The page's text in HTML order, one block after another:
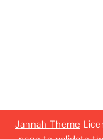
Jannah Theme